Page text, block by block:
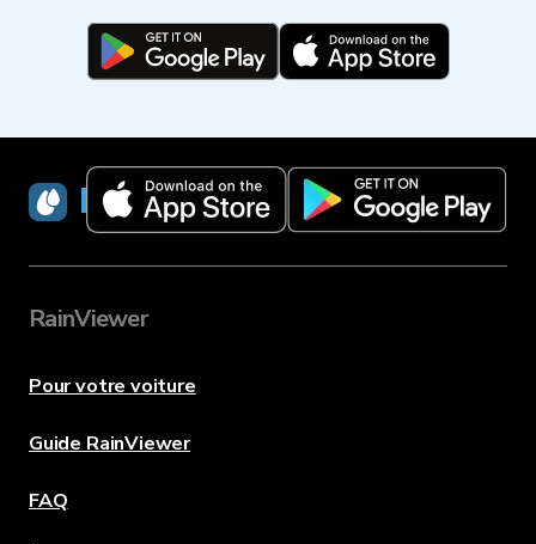
RainViewer
RainViewer
Pour votre voiture
Guide RainViewer
FAQ